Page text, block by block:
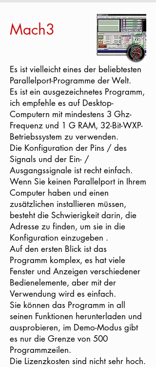
Mach3
Es ist vielleicht eines der beliebtesten
Parallelport-Programme der Welt.
Es ist ein ausgezeichnetes Programm,
ich empfehle es auf Desktop-
Computern mit mindestens 3 Ghz-
Frequenz und 1 G RAM, 32-Bit-WXP-
Betriebssystem zu verwenden.
Die Konfiguration der Pins / des
Signals und der Ein- /
Ausgangssignale ist recht einfach.
Wenn Sie keinen Parallelport in Ihrem
Computer haben und einen
zusätzlichen installieren müssen,
besteht die Schwierigkeit darin, die
Adresse zu finden, um sie in die
Konfiguration einzugeben .
Auf den ersten Blick ist das
Programm komplex, es hat viele
Fenster und Anzeigen verschiedener
Bedienelemente, aber mit der
Verwendung wird es einfach.
Sie können das Programm in all
seinen Funktionen herunterladen und
ausprobieren, im Demo-Modus gibt
es nur die Grenze von 500
Programmzeilen.
Die Lizenzkosten sind nicht sehr hoch.